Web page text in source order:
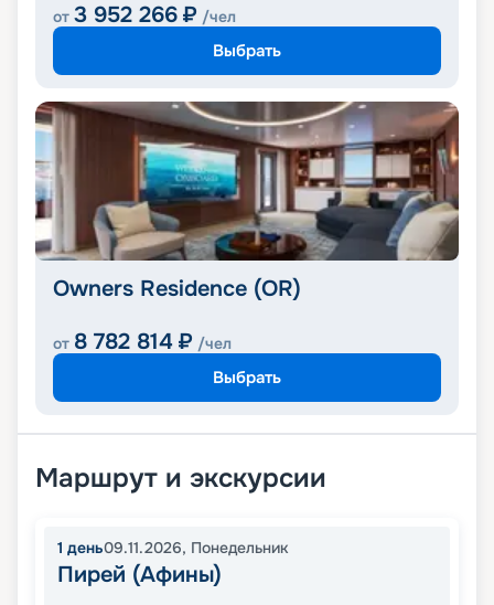
от 3 952 266 ₽ /чел
Выбрать
Owners Residence (OR)
от 8 782 814 ₽ /чел
Выбрать
Маршрут и экскурсии
1 день09.11.2026, Понедельник
Пирей (Афины)